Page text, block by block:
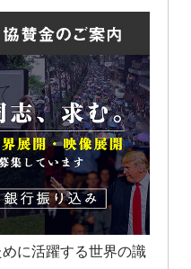
に活躍する世界の識